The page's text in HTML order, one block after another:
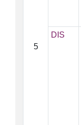
5
DIS